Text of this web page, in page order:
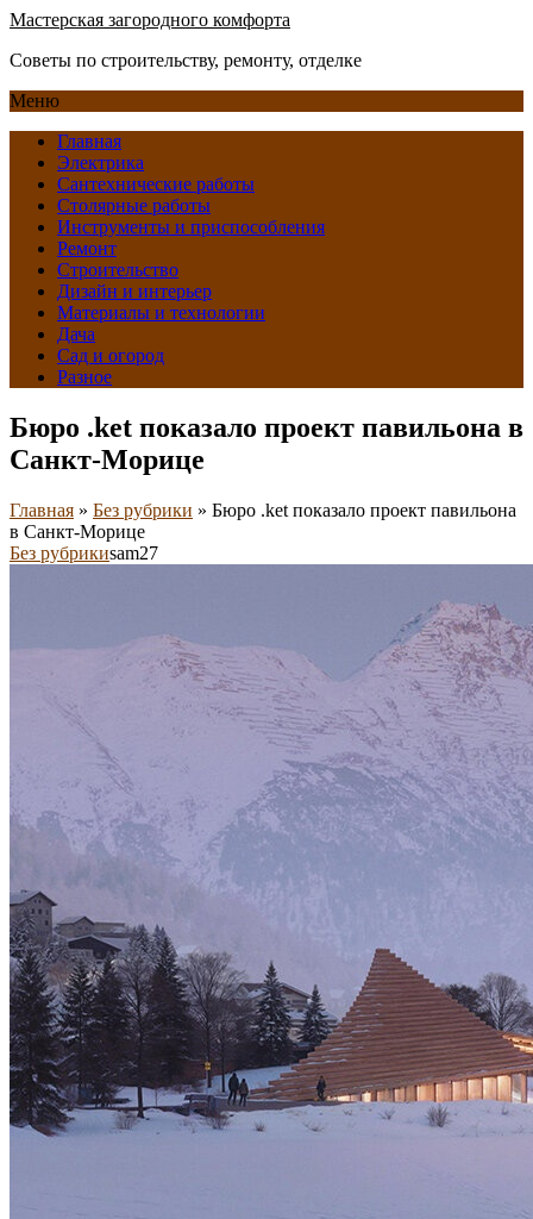
Мастерская загородного комфорта
Советы по строительству, ремонту, отделке
Меню
Главная
Электрика
Сантехнические работы
Столярные работы
Инструменты и приспособления
Ремонт
Строительство
Дизайн и интерьер
Материалы и технологии
Дача
Сад и огород
Разное
Бюро .ket показало проект павильона в
Санкт-Морице
Главная » Без рубрики » Бюро .ket показало проект павильона
в Санкт-Морице
Без рубрикиsam27